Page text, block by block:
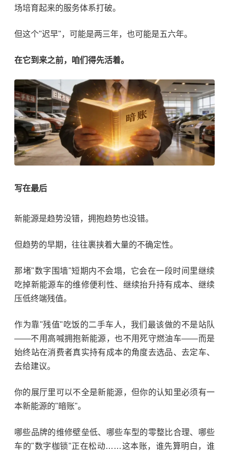
场培育起来的服务体系打破。
但这个"迟早"，可能是两三年，也可能是五六年。
在它到来之前，咱们得先活着。
写在最后
新能源是趋势没错，拥抱趋势也没错。
但趋势的早期，往往裹挟着大量的不确定性。
那堵"数字围墙"短期内不会塌，它会在一段时间里继续
吃掉新能源车的维修便利性、继续抬升持有成本、继续
压低终端残值。
作为靠"残值"吃饭的二手车人，我们最该做的不是站队
——不用高喊拥抱新能源，也不用死守燃油车——而是
始终站在消费者真实持有成本的角度去选品、去定车、
去给建议。
你的展厅里可以不全是新能源，但你的认知里必须有一
本新能源的"暗账"。
哪些品牌的维修壁垒低、哪些车型的零整比合理、哪些
车的"数字枷锁"正在松动……这本账，谁先算明白，谁